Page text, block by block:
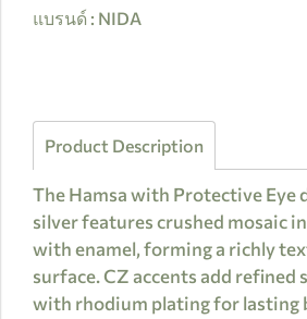
แบรนด์ : NIDA
Product Description
The Hamsa with Protective Eye
silver features crushed mosaic
with enamel, forming a richly
surface. CZ accents add refined
with rhodium plating for lasting